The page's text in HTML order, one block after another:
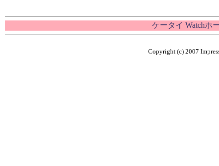
ケータイ Watchホ
Copyright (c) 2007